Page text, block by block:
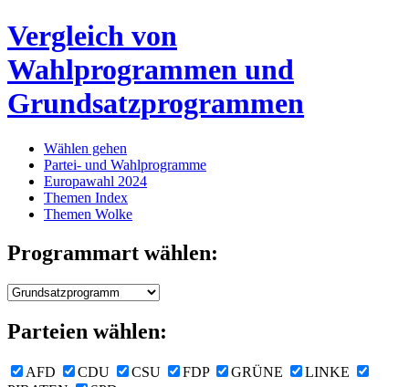
Vergleich von
Wahlprogrammen und
Grundsatzprogrammen
Wählen gehen
Partei- und Wahlprogramme
Europawahl 2024
Themen Index
Themen Wolke
Programmart wählen:
Parteien wählen:
AFD CDU CSU FDP GRÜNE
LINKE